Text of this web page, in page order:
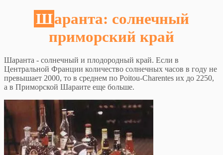
Шаранта: солнечный
приморский край
Шаранта - солнечный и плодородный край. Если в
Центральной Франции количество солнечных часов в году не
превышает 2000, то в среднем по Poitou-Charentes их до 2250,
а в Приморской Шараите еще больше.